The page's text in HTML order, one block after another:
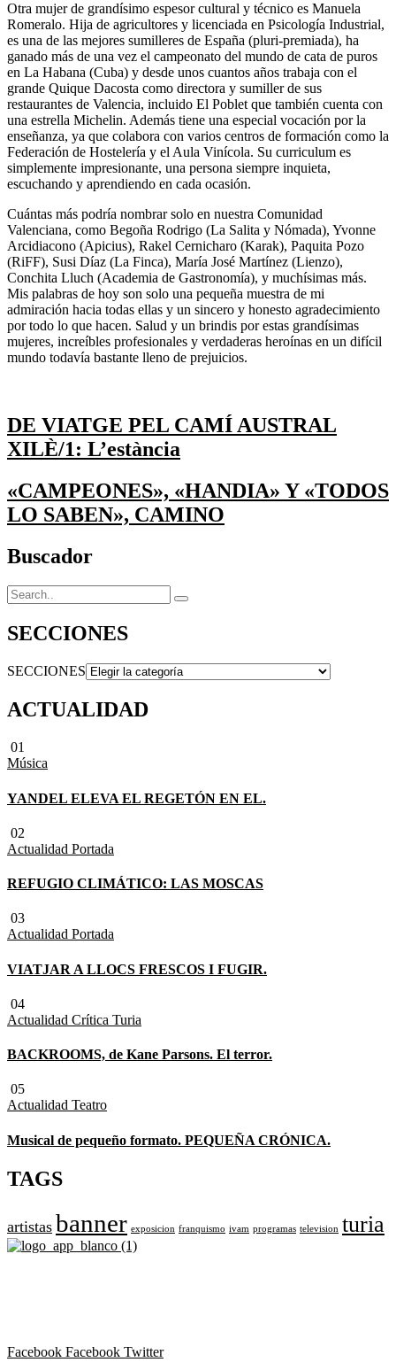
Otra mujer de grandísimo espesor cultural y técnico es Manuela
Romeralo. Hija de agricultores y licenciada en Psicología Industrial,
es una de las mejores sumilleres de España (pluri-premiada), ha
ganado más de una vez el campeonato del mundo de cata de puros
en La Habana (Cuba) y desde unos cuantos años trabaja con el
grande Quique Dacosta como directora y sumiller de sus
restaurantes de Valencia, incluido El Poblet que también cuenta con
una estrella Michelin. Además tiene una especial vocación por la
enseñanza, ya que colabora con varios centros de formación como la
Federación de Hostelería y el Aula Vinícola. Su curriculum es
simplemente impresionante, una persona siempre inquieta,
escuchando y aprendiendo en cada ocasión.
Cuántas más podría nombrar solo en nuestra Comunidad
Valenciana, como Begoña Rodrigo (La Salita y Nómada), Yvonne
Arcidiacono (Apicius), Rakel Cernicharo (Karak), Paquita Pozo
(RiFF), Susi Díaz (La Finca), María José Martínez (Lienzo),
Conchita Lluch (Academia de Gastronomía), y muchísimas más.
Mis palabras de hoy son solo una pequeña muestra de mi
admiración hacia todas ellas y un sincero y honesto agradecimiento
por todo lo que hacen. Salud y un brindis por estas grandísimas
mujeres, increíbles profesionales y verdaderas heroínas en un difícil
mundo todavía bastante lleno de prejuicios.
DE VIATGE PEL CAMÍ AUSTRAL
XILÈ/1: L’estància
«CAMPEONES», «HANDIA» Y «TODOS
LO SABEN», CAMINO
Buscador
SECCIONES
SECCIONES
ACTUALIDAD
01
Música
YANDEL ELEVA EL REGETÓN EN EL.
02
Actualidad Portada
REFUGIO CLIMÁTICO: LAS MOSCAS
03
Actualidad Portada
VIATJAR A LLOCS FRESCOS I FUGIR.
04
Actualidad Crítica Turia
BACKROOMS, de Kane Parsons. El terror.
05
Actualidad Teatro
Musical de pequeño formato. PEQUEÑA CRÓNICA.
TAGS
artistas banner exposicion franquismo ivam programas television turia
Facebook Facebook Twitter